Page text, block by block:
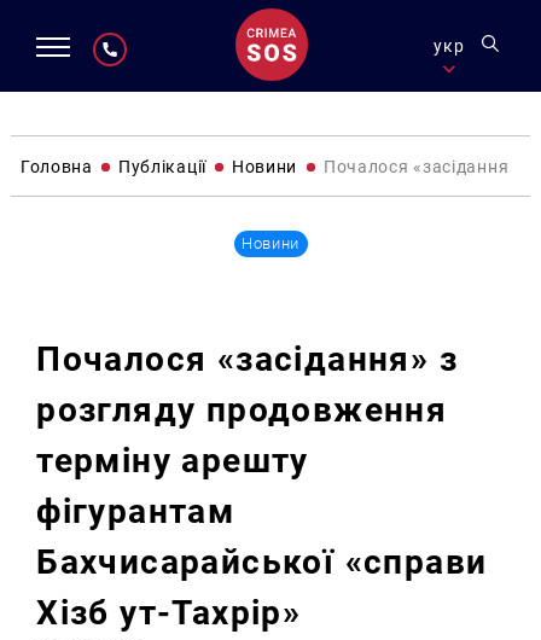
укр
Головна Публікації Новини Почалося «засідання» з
Новини
Почалося «засідання» з
розгляду продовження
терміну арешту
фігурантам
Бахчисарайської «справи
Хізб ут-Тахрір»